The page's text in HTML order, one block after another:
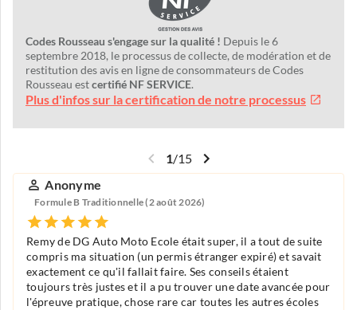
Codes Rousseau s'engage sur la qualité ! Depuis le 6
septembre 2018, le processus de collecte, de modération et de
restitution des avis en ligne de consommateurs de Codes
Rousseau estcertifié NF SERVICE.
Plus d'infos sur la certification de notre processus
1/15
Anonyme
Formule B Traditionnelle (2 août 2026)
Remy de DG Auto Moto Ecole était super, il a tout de suite
compris ma situation (un permis étranger expiré) et savait
exactement ce qu'il fallait faire. Ses conseils étaient
toujours très justes et il a pu trouver une date avancée pour
l'épreuve pratique, chose rare car toutes les autres écoles